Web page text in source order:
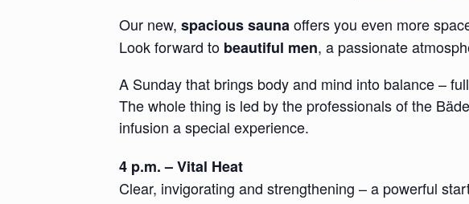
Our new, spacious saunaoffers you even more
Look forward to beautiful men, a passionate
A Sunday that brings body and mind into balance –
The whole thing is led by the professionals of the
infusion a special experience.
4 p.m. – Vital Heat
Clear, invigorating and strengthening – a powerful